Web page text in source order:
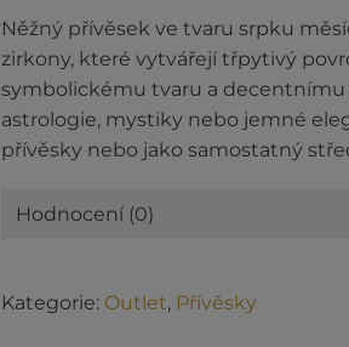
Něžný přívěsek ve tvaru srpku
zirkony, které vytvářejí třpytivý
symbolickému tvaru a
astrologie, mystiky nebo jemné
přívěsky nebo jako samostatný
Hodnocení (0)
Kategorie: Outlet, Přívěsky